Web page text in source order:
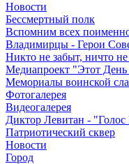
Новости
Бессмертный полк
Вспомним всех
Владимирцы - Герои
Никто не забыт, ничто
Медиапроект "Этот
Мемориалы воинской
Фотогалерея
Видеогалерея
Диктор Левитан -
Патриотический сквер
Новости
Город